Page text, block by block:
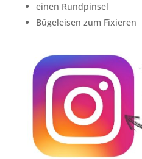
einen Rundpinsel
Bügeleisen zum Fixieren